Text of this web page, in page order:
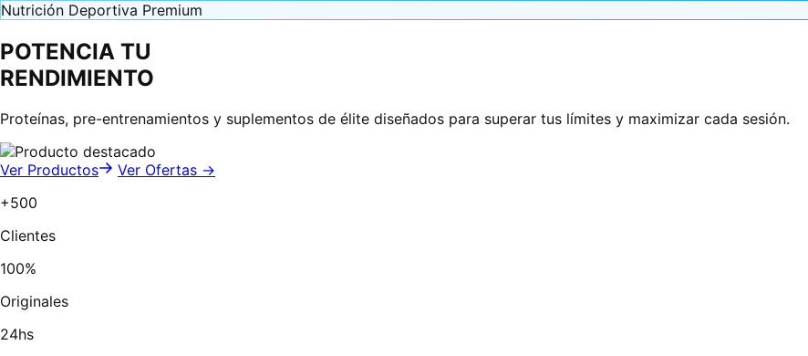
Nutrición Deportiva Premium
POTENCIA TU
RENDIMIENTO
Proteínas, pre-entrenamientos y suplementos de élite diseñados para superar tus límites y maximizar cada sesión.
Ver Productos
Ver Ofertas →
+500
Clientes
100%
Originales
24hs